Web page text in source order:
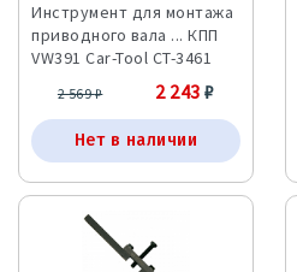
Инструмент для монтажа
приводного вала ... КПП
VW391 Car-Tool CT-3461
2 569₽ 2 243₽
Нет в наличии